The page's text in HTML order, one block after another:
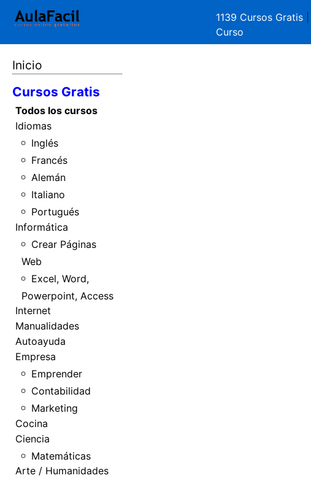
1139 Cursos Gratis
Curso
Inicio
Cursos Gratis
Todos los cursos
Idiomas
Inglés
Francés
Alemán
Italiano
Portugués
Informática
Crear Páginas
Web
Excel, Word,
Powerpoint, Access
Internet
Manualidades
Autoayuda
Empresa
Emprender
Contabilidad
Marketing
Cocina
Ciencia
Matemáticas
Arte / Humanidades